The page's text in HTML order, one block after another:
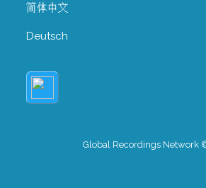
简体中文
Deutsch
Global Recordings Network